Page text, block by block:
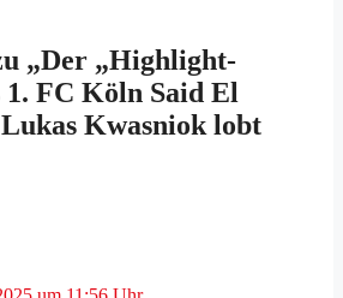
„Der „Highlight-
1. FC Köln Said El
Kwasniok lobt